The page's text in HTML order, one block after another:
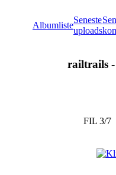
Albumliste
Seneste
uploads
railtrails
FIL 3/7